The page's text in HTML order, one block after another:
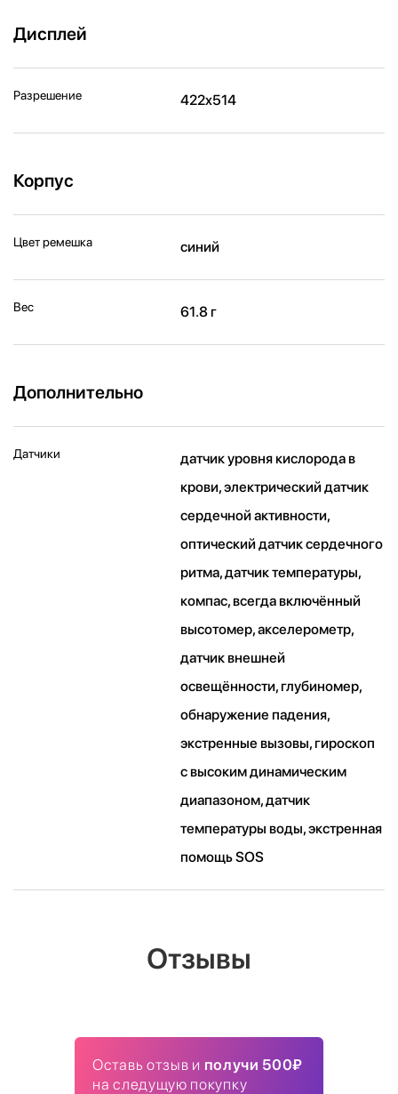
Дисплей
Разрешение 422x514
Корпус
Цвет ремешка синий
Вес 61.8 г
Дополнительно
Датчики
датчик уровня кислорода в
крови, электрический датчик
сердечной активности,
оптический датчик сердечного
ритма, датчик температуры,
компас, всегда включённый
высотомер, акселерометр,
датчик внешней
освещённости, глубиномер,
обнаружение падения,
экстренные вызовы, гироскоп
с высоким динамическим
диапазоном, датчик
температуры воды, экстренная
помощь SOS
Отзывы
Оставь отзыв и получи 500₽
на следущую покупку